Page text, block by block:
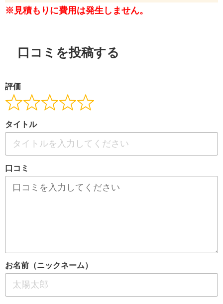
※見積もりに費用は発生しません。
口コミを投稿する
評価
タイトル
口コミ
お名前（ニックネーム）